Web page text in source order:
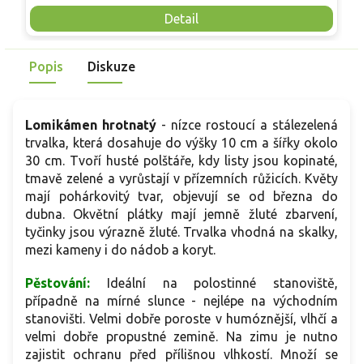
Detail
často i v červnu, nese krátké stvoly s miskovitými květy
navštěvovanými časnými opylovači. Vůně se obvykle
neprojevuje. Dobře zapadá do skalek, koryt, spár zídek,
štěrkových výsadeb i nízkých lemů záhonů, kde polštář kryje
půdu a omezuje zaplevelení.
Popis Diskuze
Lomikámen hrotnatý - nízce rostoucí a stálezelená
trvalka, která dosahuje do výšky 10 cm a šířky okolo
30 cm. Tvoří husté polštáře, kdy listy jsou kopinaté,
tmavě zelené a vyrůstají v přízemních růžicích. Květy
mají pohárkovitý tvar, objevují se od března do
dubna. Okvětní plátky mají jemně žluté zbarvení,
tyčinky jsou výrazně žluté. Trvalka vhodná na skalky,
mezi kameny i do nádob a koryt.
Pěstování: Ideální na polostinné stanoviště,
případně na mírné slunce - nejlépe na východním
stanovišti. Velmi dobře poroste v humóznější, vlhčí a
velmi dobře propustné zemině. Na zimu je nutno
zajistit ochranu před přílišnou vlhkostí. Množí se